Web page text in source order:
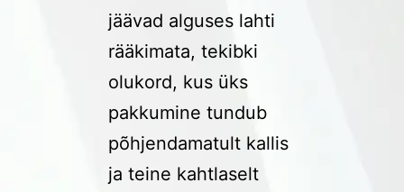
jäävad alguses lahti
rääkimata, tekibki
olukord, kus üks
pakkumine tundub
põhjendamatult kallis
ja teine kahtlaselt